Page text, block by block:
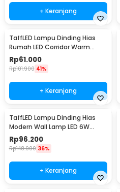
+ Keranjang
TaffLED Lampu Dinding Hias
Rumah LED Corridor Warm
White 3000K 6W 29cm - F0011
Rp61.000
Rp101.900 41%
+ Keranjang
TaffLED Lampu Dinding Hias
Modern Wall Lamp LED 6W
Warm White 85-265V -
WLA8286
Rp96.200
Rp148.900 36%
+ Keranjang